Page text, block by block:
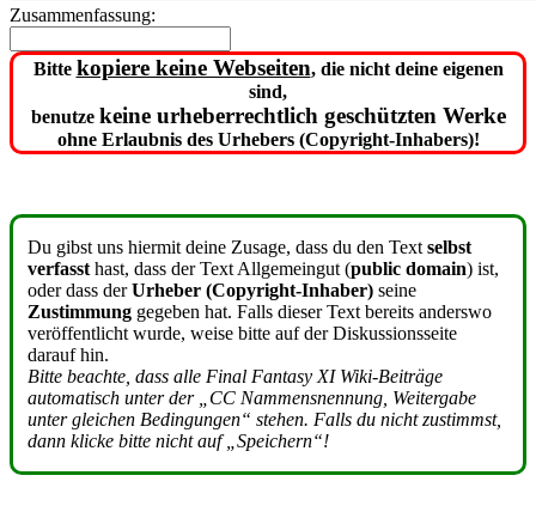
Zusammenfassung:
Bitte kopiere keine Webseiten, die nicht deine eigenen
sind,
benutze keine urheberrechtlich geschützten Werke
ohne Erlaubnis des Urhebers (Copyright-Inhabers)!
Du gibst uns hiermit deine Zusage, dass du den Text selbst
verfasst hast, dass der Text Allgemeingut (public domain) ist,
oder dass derUrheber (Copyright-Inhaber) seine
Zustimmung gegeben hat. Falls dieser Text bereits anderswo
veröffentlicht wurde, weise bitte auf der Diskussionsseite
darauf hin.
Bitte beachte, dass alle Final Fantasy XI Wiki-Beiträge
automatisch unter der „CC Nammensnennung, Weitergabe
unter gleichen Bedingungen“ stehen. Falls du nicht zustimmst,
dann klicke bitte nicht auf „Speichern“!